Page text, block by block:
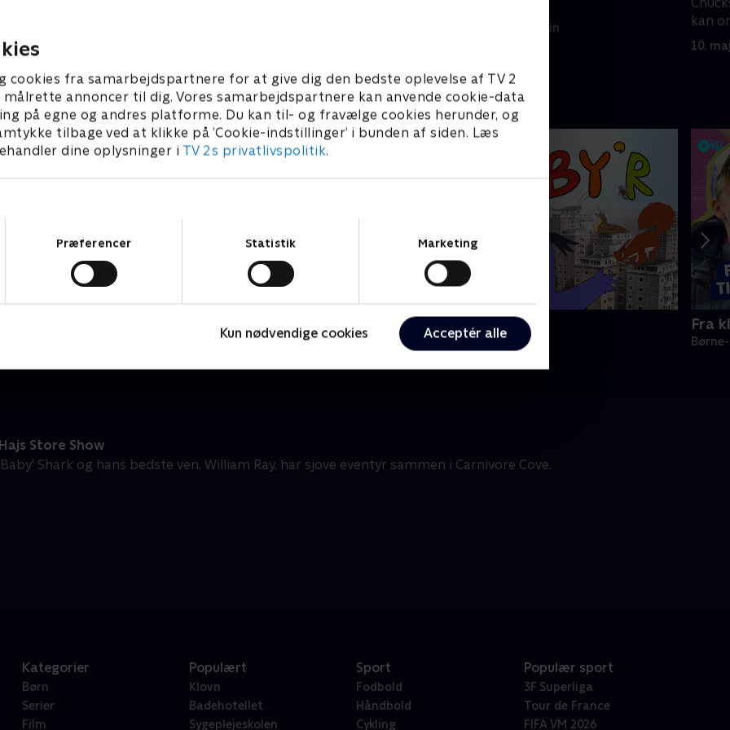
cookies fra samarbejdspartnere for at give dig den bedste oplevelse af TV 2
annoncer til dig. Vores samarbejdspartnere kan anvende cookie-data
på egne og andres platforme. Du kan til- og fravælge cookies herunder, og
tilbage ved at klikke på ’Cookie-indstillinger’ i bunden af siden. Læs
dine oplysninger i TV 2s privatlivspolitik.
Præferencer Statistik Marketing
Kun nødvendige cookies Acceptér alle
• 21 min
10. maj 2025 • 21 min
kan
10.
Dyr i by'r
Børne-underholdning • 1 sæsoner
Fra
Store Show
Shark og hans bedste ven, William Ray, har sjove eventyr sammen i Carnivore Cove.
Kategorier
Børn
Serier
Film
Populært
Klovn
Badehotellet
Sygeplejeskolen
Sport
Fodbold
Håndbold
Cykling
Populær sport
3F Superliga
Tour de France
FIFA VM 2026